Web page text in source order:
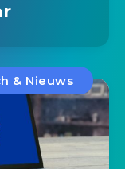
& Nieuws